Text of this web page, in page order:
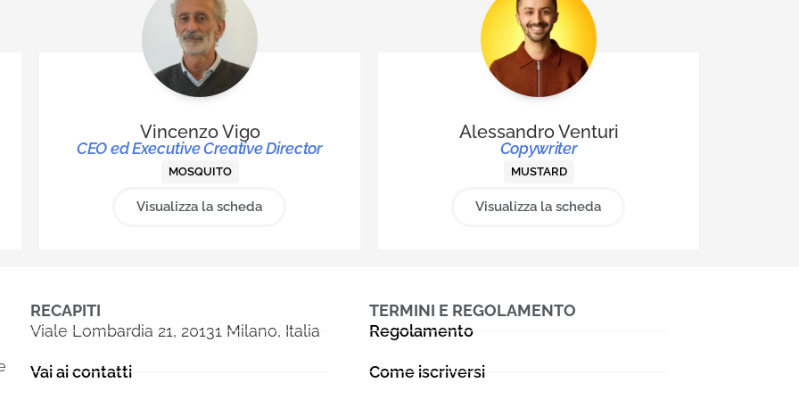
Vincenzo Vigo
CEO ed Executive Creative Director
MOSQUITO
Visualizza la scheda
Alessandro Venturi
Copywriter
MUSTARD
Visualizza la scheda
RECAPITI
Viale Lombardia 21, 20131 Milano, Italia
Vai ai contatti
TERMINI E REGOLAMENTO
Regolamento
Come iscriversi